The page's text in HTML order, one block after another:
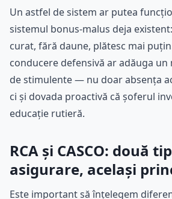
Un astfel de sistem ar putea
sistemul bonus-malus deja
curat, fără daune, plătesc mai
conducere defensivă ar adăuga
de stimulente — nu doar absența
ci și dovada proactivă că șoferul
educație rutieră.
RCA și CASCO: două
asigurare, același
Este important să înțelegem